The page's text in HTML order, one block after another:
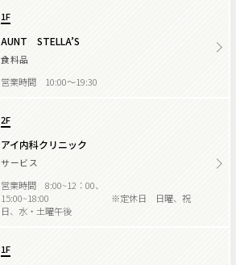
1F
AUNT STELLA’S
食料品
営業時間 10:00～19:30
2F
アイ内科クリニック
サービス
営業時間 8:00~12：00、
15:00~18:00 ※定休日 日曜、祝
日、水・土曜午後
1F